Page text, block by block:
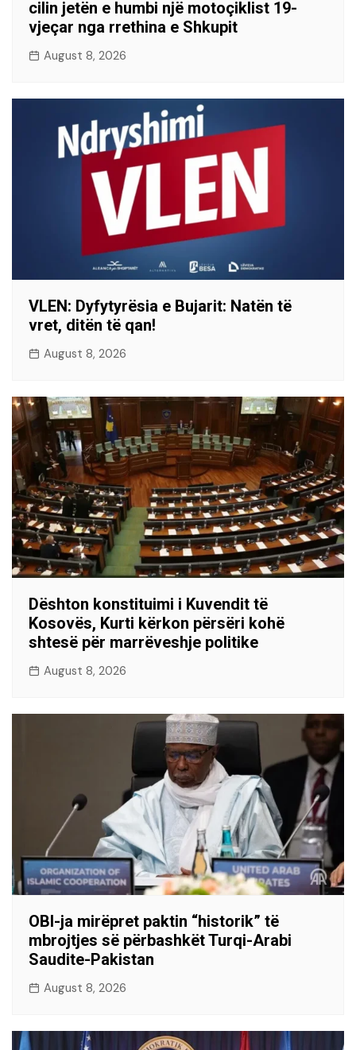
cilin jetën e humbi një motoçiklist 19-
vjeçar nga rrethina e Shkupit
August 8, 2026
VLEN: Dyfytyrësia e Bujarit: Natën të
vret, ditën të qan!
August 8, 2026
Dështon konstituimi i Kuvendit të
Kosovës, Kurti kërkon përsëri kohë
shtesë për marrëveshje politike
August 8, 2026
OBI-ja mirëpret paktin “historik” të
mbrojtjes së përbashkët Turqi-Arabi
Saudite-Pakistan
August 8, 2026